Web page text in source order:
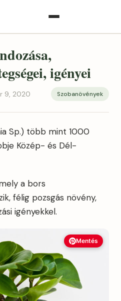
igényei
9, 2020 Szobanövények
Sp.) több mint 1000
Közép- és Dél-
a bors
félig pozsgás növény,
igényekkel.
Mentés